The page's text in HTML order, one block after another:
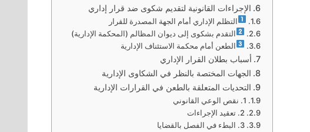
الإجراءات القانونية لتقديم شكوى ضد قرار إداري
التظلم الإداري أمام الجهة المصدرة للقرار
التقدم بشكوى إلى ديوان المظالم (المحكمة الإدارية)
الطعن أمام محكمة الاستئناف الإدارية
أسباب بطلان القرار الإداري
الجهات المختصة بالنظر في الشكاوى الإدارية
التحديات المتعلقة بالطعن في القرارات الإدارية
1. نقص الوعي القانوني
2. تعقيد الإجراءات
3. البطء في الفصل بالقضايا